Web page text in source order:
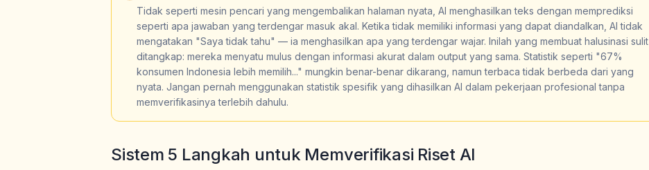
Tidak seperti mesin pencari yang mengembalikan halaman nyata, AI menghasilkan teks dengan memprediksi
seperti apa jawaban yang terdengar masuk akal. Ketika tidak memiliki informasi yang dapat diandalkan, AI tidak
mengatakan "Saya tidak tahu" — ia menghasilkan apa yang terdengar wajar. Inilah yang membuat halusinasi sulit
ditangkap: mereka menyatu mulus dengan informasi akurat dalam output yang sama. Statistik seperti "67%
konsumen Indonesia lebih memilih..." mungkin benar-benar dikarang, namun terbaca tidak berbeda dari yang
nyata. Jangan pernah menggunakan statistik spesifik yang dihasilkan AI dalam pekerjaan profesional tanpa
memverifikasinya terlebih dahulu.
Sistem 5 Langkah untuk Memverifikasi Riset AI